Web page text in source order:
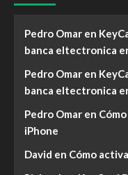
Pedro Omar en
banca eltectronica
Pedro Omar en
banca eltectronica
Pedro Omar en
iPhone
David en Cómo